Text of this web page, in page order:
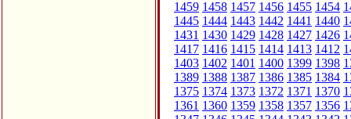
1459 1458 1457 1456 1455 1454
1445 1444 1443 1442 1441 1440
1431 1430 1429 1428 1427 1426
1417 1416 1415 1414 1413 1412
1403 1402 1401 1400 1399 1398
1389 1388 1387 1386 1385 1384
1375 1374 1373 1372 1371 1370
1361 1360 1359 1358 1357 1356